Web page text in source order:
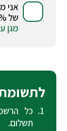
אני
של 2% מעלות הטיול בהתאם למידע על
מגן
כל
תשלום.